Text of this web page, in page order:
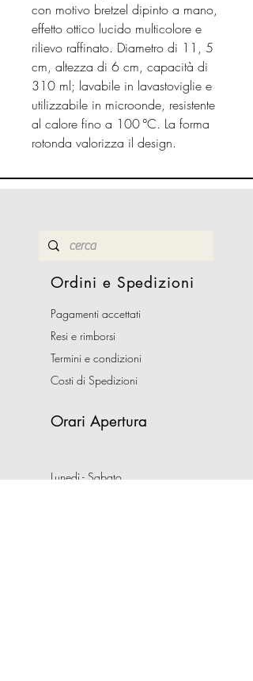
con motivo bretzel dipinto a mano,
effetto ottico lucido multicolore e
rilievo raffinato. Diametro di 11, 5
cm, altezza di 6 cm, capacità di
310 ml; lavabile in lavastoviglie e
utilizzabile in microonde, resistente
al calore fino a 100 °C. La forma
rotonda valorizza il design.
Ordini e Spedizioni
Pagamenti accettati
Resi e rimborsi
Termini e condizioni
Costi di Spedizioni
Orari Apertura
Lunedì - Sabato